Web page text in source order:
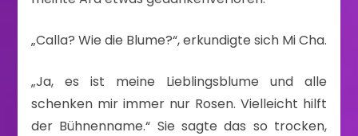
„Calla? Wie die Blume?“, erkundigte sich Mi Cha.
„Ja, es ist meine Lieblingsblume und alle
schenken mir immer nur Rosen. Vielleicht hilft
der Bühnenname.“ Sie sagte das so trocken,